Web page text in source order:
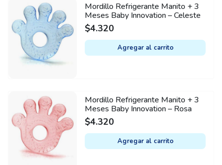
Mordillo Refrigerante Manito + 3
Meses Baby Innovation – Celeste
$4.320
Agregar al carrito
Mordillo Refrigerante Manito + 3
Meses Baby Innovation – Rosa
$4.320
Agregar al carrito